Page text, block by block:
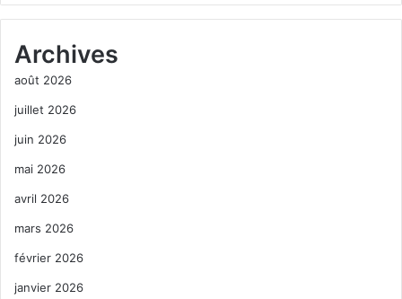
Archives
août 2026
juillet 2026
juin 2026
mai 2026
avril 2026
mars 2026
février 2026
janvier 2026